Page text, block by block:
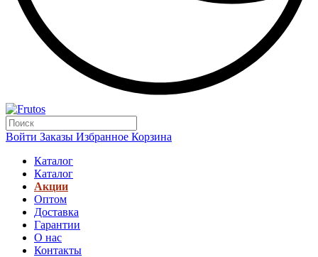
Войти Заказы Избранное Корзина
Каталог
Каталог
Акции
Оптом
Доставка
Гарантии
О нас
Контакты